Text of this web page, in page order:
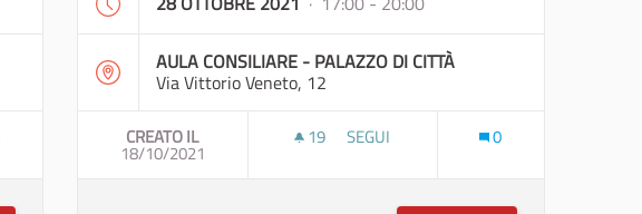
- NOICATTARO (BA)
AULA CONSILIARE - PALAZZO DI CITTÀ
Via Vittorio Veneto, 12
CREATO IL
18/10/2021
19 19 SOSTENITORI
SEGUI 0